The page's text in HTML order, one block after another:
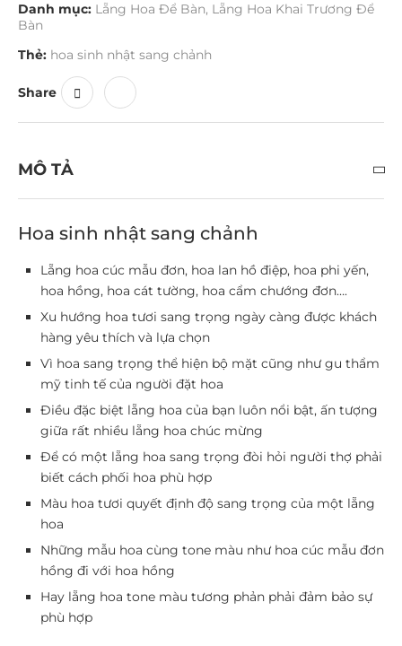
Danh mục: Lẵng Hoa Để Bàn, Lẵng Hoa Khai Trương Để
Bàn
Thẻ: hoa sinh nhật sang chảnh
Share
MÔ TẢ
Hoa sinh nhật sang chảnh
Lẵng hoa cúc mẫu đơn, hoa lan hồ điệp, hoa phi yến,
hoa hồng, hoa cát tường, hoa cẩm chướng đơn….
Xu hướng hoa tươi sang trọng ngày càng được khách
hàng yêu thích và lựa chọn
Vì hoa sang trọng thể hiện bộ mặt cũng như gu thẩm
mỹ tinh tế của người đặt hoa
Điều đặc biệt lẵng hoa của bạn luôn nổi bật, ấn tượng
giữa rất nhiều lẵng hoa chúc mừng
Để có một lẵng hoa sang trọng đòi hỏi người thợ phải
biết cách phối hoa phù hợp
Màu hoa tươi quyết định độ sang trọng của một lẵng
hoa
Những mẫu hoa cùng tone màu như hoa cúc mẫu đơn
hồng đi với hoa hồng
Hay lẵng hoa tone màu tương phản phải đảm bảo sự
phù hợp